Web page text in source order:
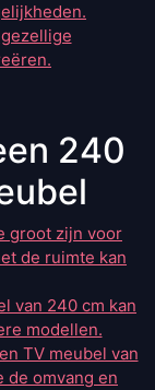
240
groot zijn voor
de ruimte kan
van 240 cm kan
modellen.
TV meubel van
de omvang en